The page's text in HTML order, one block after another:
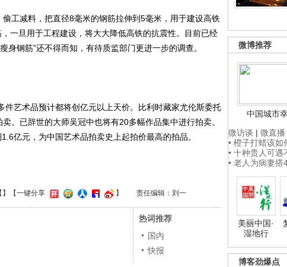
微博推荐
中国城市
微访谈 | 微直播
• 橙子打蜡该如
• 十种贵人可遇
• 老人为病妻搭
美丽中国·
湿地行
博客劲爆点
工减料，把直径8毫米的钢筋拉伸到5毫米，用于建设高铁
一旦用于工程建设，将大大降低高铁的抗震性。目前已经
身钢筋”还不得而知，有待质监部门更进一步的调查。
艺术品预计都将创亿元以上天价。比利时藏家尤伦斯委托
。已辞世的大师吴冠中也将有20多幅作品集中进行拍卖。
亿元，为中国艺术品拍卖史上起拍价最高的拍品。
】 【一键分享 】 责任编辑：刘一
热词推荐
国内
快报